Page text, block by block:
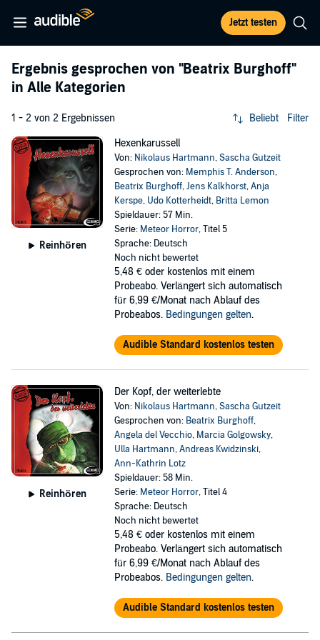
Jetzt testen
Ergebnis gesprochen von "Beatrix Burghoff"
in Alle Kategorien
1 - 2 von 2 Ergebnissen Beliebt Filter
Reinhören
Hexenkarussell
Von: Nikolaus Hartmann,Sascha Gutzeit
Gesprochen von: Memphis T. Anderson,
Beatrix Burghoff,Jens Kalkhorst,Anja
Kerspe, Udo Kotterheidt, Britta Lemon
Spieldauer: 57 Min.
Serie: Meteor Horror, Titel 5
Sprache: Deutsch
Noch nicht bewertet
5,48 € oder kostenlos mit einem
Probeabo. Verlängert sich automatisch
für 6,99 €/Monat nach Ablauf des
Probeabos. Bedingungen gelten.
Audible Standard kostenlos testen
Reinhören
Der Kopf, der weiterlebte
Von: Nikolaus Hartmann,Sascha Gutzeit
Gesprochen von: Beatrix Burghoff,
Angela del Vecchio, Marcia Golgowsky,
Ulla Hartmann,Andreas Kwidzinski,
Ann-Kathrin Lotz
Spieldauer: 58 Min.
Serie: Meteor Horror, Titel 4
Sprache: Deutsch
Noch nicht bewertet
5,48 € oder kostenlos mit einem
Probeabo. Verlängert sich automatisch
für 6,99 €/Monat nach Ablauf des
Probeabos. Bedingungen gelten.
Audible Standard kostenlos testen